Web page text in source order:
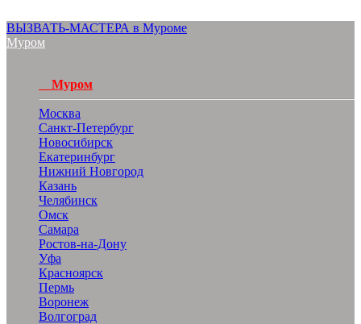
ВЫЗВАТЬ-МАСТЕРА в Муроме
Муром
Муром
Москва
Санкт-Петербург
Новосибирск
Екатеринбург
Нижний Новгород
Казань
Челябинск
Омск
Самара
Ростов-на-Дону
Уфа
Красноярск
Пермь
Воронеж
Волгоград